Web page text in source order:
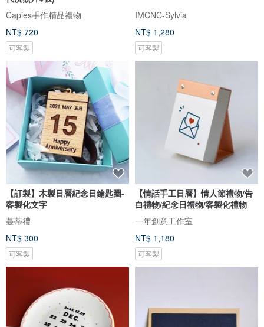
Capies手作精品禮物
NT$ 720
可客製
IMCNC-Sylvia
NT$ 1,280
可客製
【訂製】木製日曆紀念日鑰匙圈-
客製化文字
蔓蒂禮
NT$ 300
可客製
【情話手工日曆】情人節禮物/告
白禮物/紀念日禮物/客製化禮物
一年創意工作室
NT$ 1,180
可客製